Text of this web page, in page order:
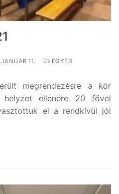
11. EGYÉB
megrendezésre a kör
helyzet ellenére 20 fővel
el a rendkívül jól